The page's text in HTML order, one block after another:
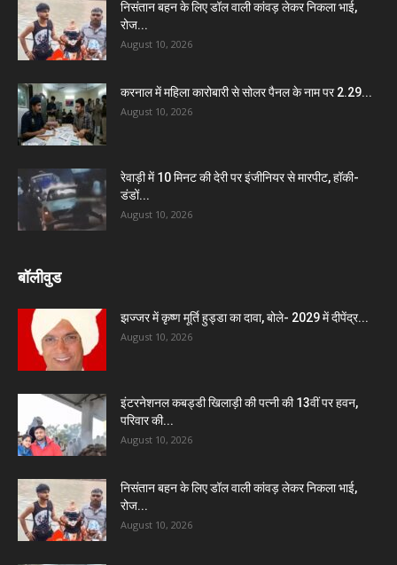
निसंतान बहन के लिए डॉल वाली कांवड़ लेकर निकला भाई,
रोज...
August 10, 2026
करनाल में महिला कारोबारी से सोलर पैनल के नाम पर 2.29...
August 10, 2026
रेवाड़ी में 10 मिनट की देरी पर इंजीनियर से मारपीट, हॉकी-
डंडों...
August 10, 2026
बॉलीवुड
झज्जर में कृष्ण मूर्ति हुड्डा का दावा, बोले- 2029 में दीपेंद्र...
August 10, 2026
इंटरनेशनल कबड्डी खिलाड़ी की पत्नी की 13वीं पर हवन,
परिवार की...
August 10, 2026
निसंतान बहन के लिए डॉल वाली कांवड़ लेकर निकला भाई,
रोज...
August 10, 2026